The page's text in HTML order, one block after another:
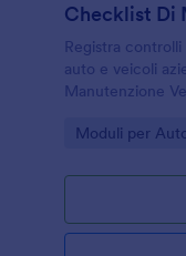
Checklist Di
Registra
auto e veicoli
Manutenzione
collection con
Go to
Moduli per